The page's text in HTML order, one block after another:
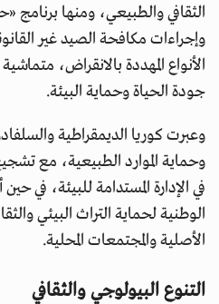
الثقافي والطبيعي، ومنها برنامج
وإجراءات مكافحة الصيد غير
جودة الحياة وحماية البيئة.
وعبرت كوريا الديمقراطية
وحماية الموارد الطبيعية، مع
في الإدارة المستدامة للبيئة، في حين
الوطنية لحماية التراث البيئي
الأصلية والمجتمعات المحلية.
التنوع البيولوجي والثقافي